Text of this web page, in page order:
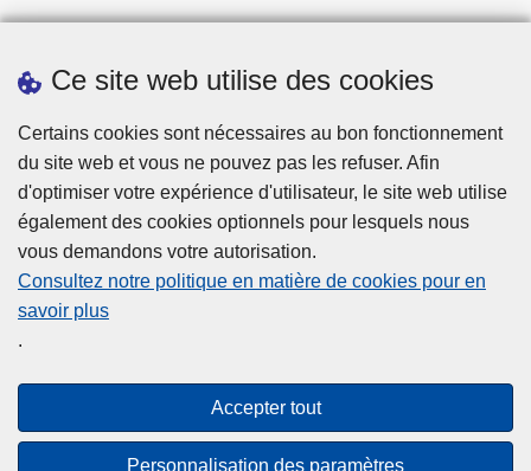
Ce site web utilise des cookies
Certains cookies sont nécessaires au bon fonctionnement
du site web et vous ne pouvez pas les refuser. Afin
d'optimiser votre expérience d'utilisateur, le site web utilise
également des cookies optionnels pour lesquels nous
vous demandons votre autorisation.
Consultez notre politique en matière de cookies pour en
savoir plus
.
Accepter tout
Personnalisation des paramètres
Prendre rendez-vous
Téléchargements
Presse
Disclaimer
Privacy